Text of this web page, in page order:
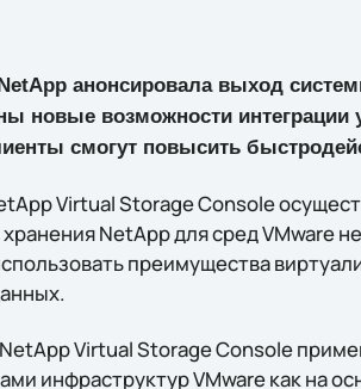
анонсировала выход
новые возможности
смогут повысить
Virtual Storage Console
NetApp для сред VMware
преимущества
Virtual Storage Console
инфраструктур VMware как на